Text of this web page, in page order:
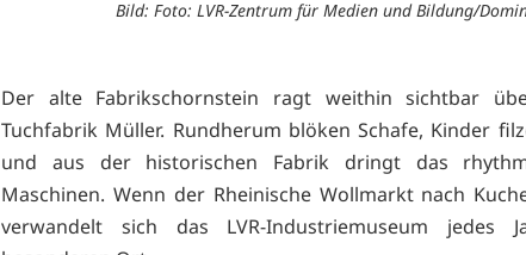
Bild: Foto: LVR-Zentrum für Medien und Bildung/
Der alte Fabrikschornstein ragt weithin sichtbar
Tuchfabrik Müller. Rundherum blöken Schafe, Kinder
und aus der historischen Fabrik dringt das
Maschinen. Wenn der Rheinische Wollmarkt nach
verwandelt sich das LVR-Industriemuseum jedes